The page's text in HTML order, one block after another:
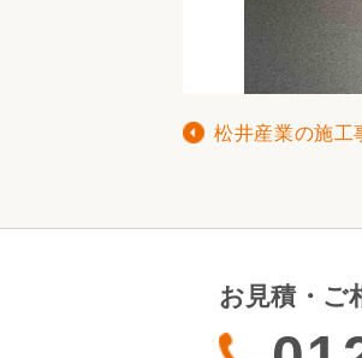
松井産業の施工
お見積・ご